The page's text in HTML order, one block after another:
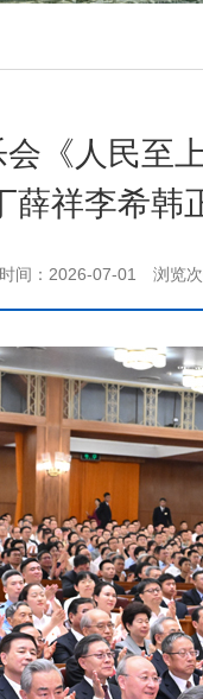
《人民至
薛祥李希韩
间：2026-07-01 浏览次